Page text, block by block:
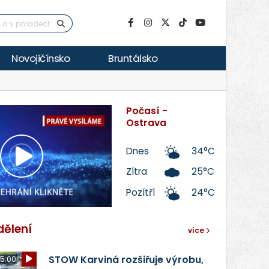
Novojičínsko Bruntálsko
Přehrát
video
Počasí -
Ostrava
Dnes
34°C
Zítra
25°C
Pozítří
24°C
více
STOW Karviná rozšiřuje výrobu,